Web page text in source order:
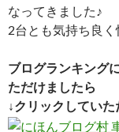
なってきました♪
2台とも気持ち良
ブログランキング
ただけましたら
↓クリックしていた